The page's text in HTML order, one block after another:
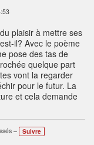
plaisir à mettre ses
il? Avec le poème
pose des tas de
quelque part
vont la regarder
pour le futur. La
et cela demande
– Suivre